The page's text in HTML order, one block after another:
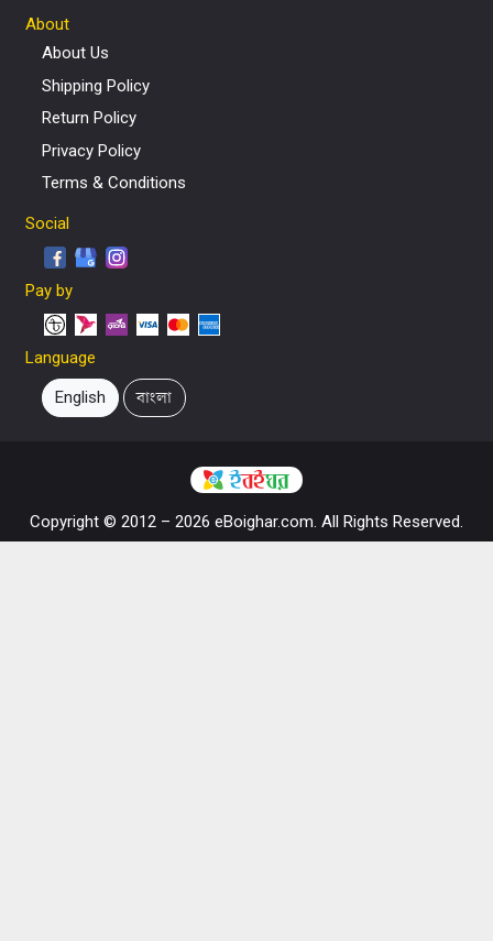
About
About Us
Shipping Policy
Return Policy
Privacy Policy
Terms & Conditions
Social
Pay by
Language
English বাংলা
Copyright © 2012 – 2026 eBoighar.com. All Rights Reserved.